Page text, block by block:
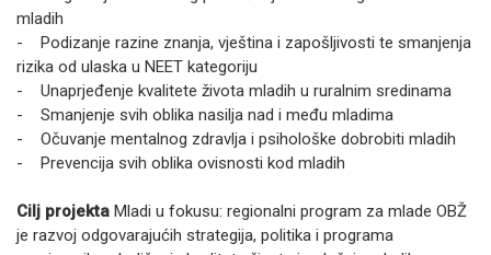
mladih
- Podizanje razine znanja, vještina i zapošljivosti te smanjenja
rizika od ulaska u NEET kategoriju
- Unaprjeđenje kvalitete života mladih u ruralnim sredinama
- Smanjenje svih oblika nasilja nad i među mladima
- Očuvanje mentalnog zdravlja i psihološke dobrobiti mladih
- Prevencija svih oblika ovisnosti kod mladih
Cilj projekta Mladi u fokusu: regionalni program za mlade OBŽ
je razvoj odgovarajućih strategija, politika i programa